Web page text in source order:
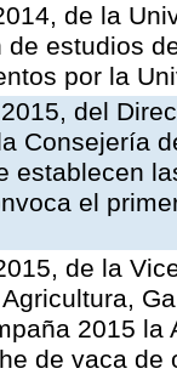
de la
estudios
por la
del
Consejería
establecen
el
de la
2015
de vaca